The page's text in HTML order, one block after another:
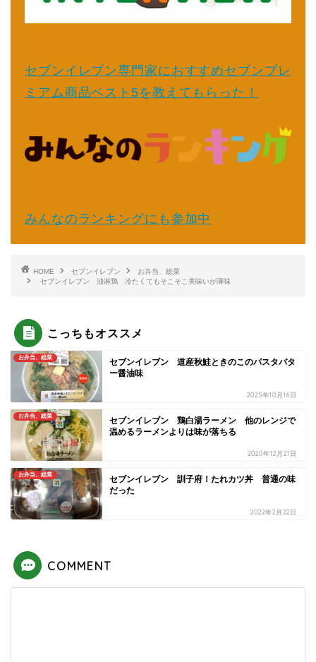
セブンイレブン専門家におすすめセブンプレ
ミアム商品ベスト5を教えてもらった！
みんなのランキングにも参加中
HOME セブンイレブン
お弁当、総菜
セブンイレブン 油淋鶏 冷たくてもそこそこ美味いが薄味
こっちもオススメ
お弁当、総菜
セブンイレブン 道産秋鮭ときのこのパスタバタ
ー醤油味
2025年10月16日
お弁当、総菜
セブンイレブン 鶏白湯ラーメン 他のレンジで
温めるラーメンよりは味が落ちる
2020年12月21日
お弁当、総菜
セブンイレブン 訓子府！たれカツ丼 普通の味
だった
2022年2月22日
COMMENT